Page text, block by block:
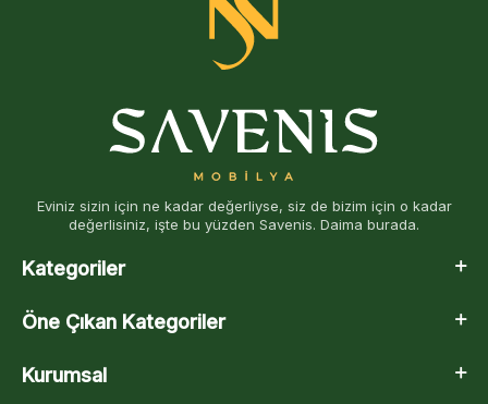
Eviniz sizin için ne kadar değerliyse, siz de bizim için o kadar
değerlisiniz, işte bu yüzden Savenis. Daima burada.
Kategoriler
Öne Çıkan Kategoriler
Kurumsal